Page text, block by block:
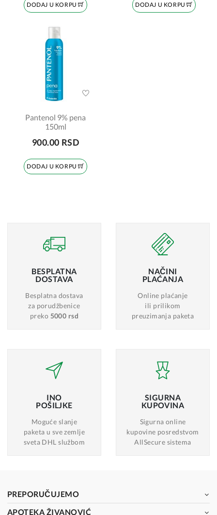
DODAJ U KORPU DODAJ U KORPU
Pantenol 9% pena
150ml
900.00 RSD
DODAJ U KORPU
BESPLATNA
DOSTAVA
Besplatna dostava
za porudžbenice
preko 5000 rsd
NAČINI
PLAĆANJA
Online plaćanje
ili prilikom
preuzimanja paketa
INO
POŠILJKE
Moguće slanje
paketa u sve zemlje
sveta DHL službom
SIGURNA
KUPOVINA
Sigurna online
kupovine posredstvom
AllSecure sistema
PREPORUČUJEMO
APOTEKA ŽIVANOVIĆ